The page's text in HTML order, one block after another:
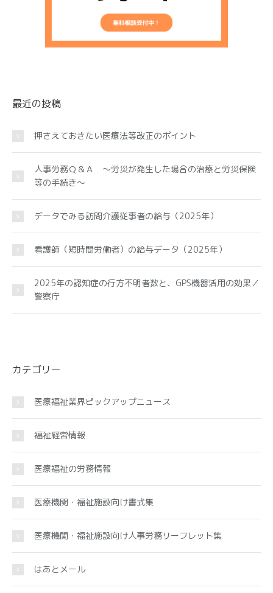
最近の投稿
押さえておきたい医療法等改正のポイント
人事労務Ｑ＆Ａ ～労災が発生した場合の治療と労災保険
等の手続き～
データでみる訪問介護従事者の給与（2025年）
看護師（短時間労働者）の給与データ（2025年）
2025年の認知症の行方不明者数と、GPS機器活用の効果／
警察庁
カテゴリー
医療福祉業界ピックアップニュース
福祉経営情報
医療福祉の労務情報
医療機関・福祉施設向け書式集
医療機関・福祉施設向け人事労務リーフレット集
はあとメール